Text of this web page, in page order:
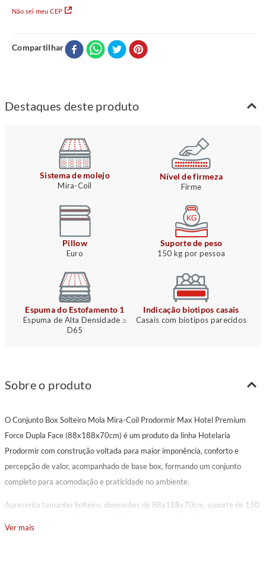
Não sei meu CEP
Compartilhar
Destaques deste produto
Sistema de molejo
Mira-Coil
Nível de firmeza
Firme
Pillow
Euro
Suporte de peso
150 kg por pessoa
Espuma do Estofamento 1
Espuma de Alta Densidade ≥
D65
Indicação biotipos casais
Casais com biotipos parecidos
Sobre o produto
O Conjunto Box Solteiro Mola Mira-Coil Prodormir Max Hotel Premium
Force Dupla Face (88x188x70cm) é um produto da linha Hotelaria
Prodormir com construção voltada para maior imponência, conforto e
percepção de valor, acompanhado de base box, formando um conjunto
completo para acomodação e praticidade no ambiente.
Apresenta tamanho Solteiro, dimensões de 88x188x70cm, suporte de 150
Ver mais